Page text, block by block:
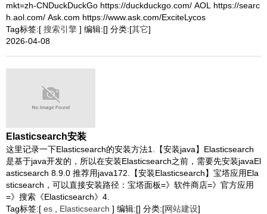
mkt=zh-CNDuckDuckGo https://duckduckgo.com/ AOL https://searc
h.aol.com/ Ask.com https://www.ask.com/ExciteLycos
Tag标签:[ 搜索引擎 ] 编辑:[] 分类:[其它]
2026-04-08
Elasticsearch安装
这里记录一下Elasticsearch的安装方法1.【安装java】Elasticsearch
是基于java开发的，所以在安装Elasticsearch之前，需要先安装javaEl
asticsearch 8.9.0 推荐用java172.【安装Elasticsearch】宝塔应用Ela
sticsearch，可以直接安装路径：宝塔面板=》软件商店=》官方应用
=》搜索《Elasticsearch》4.
Tag标签:[ es Elasticsearch ] 编辑:[] 分类:[网站建设]